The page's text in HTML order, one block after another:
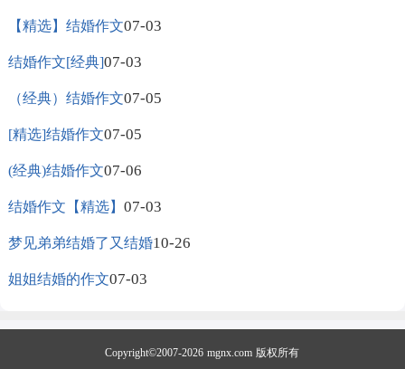
【精选】结婚作文07-03
结婚作文[经典]07-03
（经典）结婚作文07-05
[精选]结婚作文07-05
(经典)结婚作文07-06
结婚作文【精选】 07-03
梦见弟弟结婚了又结婚10-26
姐姐结婚的作文07-03
Copyright©2007-2026 mgnx.com 版权所有